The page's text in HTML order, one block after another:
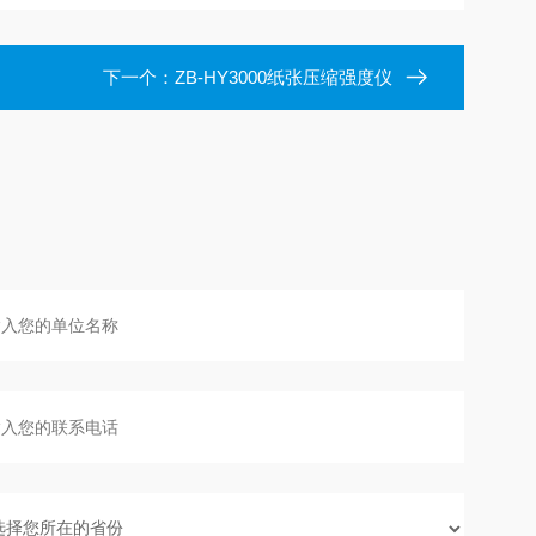
下一个： ZB-HY3000纸张压缩强度仪